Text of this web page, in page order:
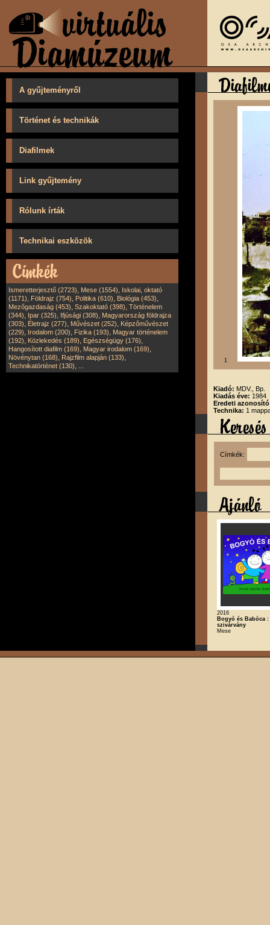
A gyűjteményről
Történet és technikák
Diafilmek
Link gyűjtemény
Rólunk írták
Technikai eszközök
Ismeretterjesztő (2723), Mese (1554), Iskolai, oktató
(1171), Földrajz (754), Politika (610), Biológia (453),
Mezőgazdaság (453), Szakoktató (398), Történelem
(344), Ipar (325), Ifjúsági (308), Magyarország földrajza
(303), Életrajz (277), Művészet (252), Képzőművészet
(229), Irodalom (200), Fizika (193), Magyar történelem
(192), Közlekedés (189), Egészségügy (176),
Hangosított diafilm (169), Magyar irodalom (169),
Növénytan (168), Rajzfilm alapján (133),
Technikatörténet (130),
1
Kiadó: MDV., Bp.
Kiadás éve: 1984
Eredeti
Technika: 1
Címkék:
2016
Bogyó és Babóca :
szivárvány
Mese